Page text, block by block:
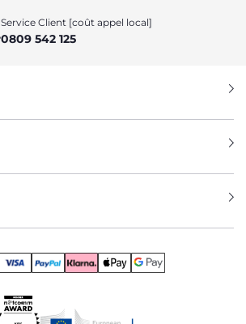
Service Client [coût appel local]
0809 542 125